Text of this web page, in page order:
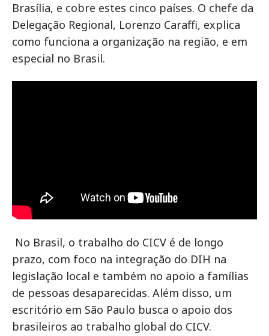
Brasília, e cobre estes cinco países. O chefe da
Delegação Regional, Lorenzo Caraffi, explica
como funciona a organização na região, e em
especial no Brasil.
No Brasil, o trabalho do CICV é de longo
prazo, com foco na integração do DIH na
legislação local e também no apoio a famílias
de pessoas desaparecidas. Além disso, um
escritório em São Paulo busca o apoio dos
brasileiros ao trabalho global do CICV.